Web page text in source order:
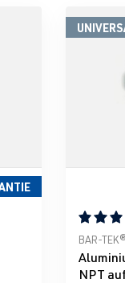
von 5 von 5 Sternen
BAR-
NPT